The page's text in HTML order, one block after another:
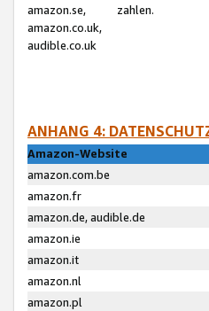
amazon.se,
amazon.co.uk,
audible.co.uk
zahlen.
ANHANG 4:
Amazon-Website
amazon.com.be
amazon.fr
amazon.de, audible.de
amazon.ie
amazon.it
amazon.nl
amazon.pl